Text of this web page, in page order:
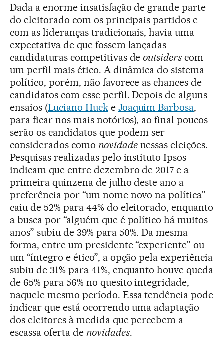
Dada a enorme insatisfação de grande parte
do eleitorado com os principais partidos e
com as lideranças tradicionais, havia uma
expectativa de que fossem lançadas
candidaturas competitivas de outsiders com
um perfil mais ético. A dinâmica do sistema
político, porém, não favorece as chances de
candidatos com esse perfil. Depois de alguns
ensaios (Luciano Hucke Joaquim Barbosa,
para ficar nos mais notórios), ao final poucos
serão os candidatos que podem ser
considerados como novidadenessas eleições.
Pesquisas realizadas pelo instituto Ipsos
indicam que entre dezembro de 2017 e a
primeira quinzena de julho deste ano a
preferência por “um nome novo na política”
caiu de 52% para 44% do eleitorado, enquanto
a busca por “alguém que é político há muitos
anos” subiu de 39% para 50%. Da mesma
forma, entre um presidente “experiente” ou
um “íntegro e ético”, a opção pela experiência
subiu de 31% para 41%, enquanto houve queda
de 65% para 56% no quesito integridade,
naquele mesmo período. Essa tendência pode
indicar que está ocorrendo uma adaptação
dos eleitores à medida que percebem a
escassa oferta de novidades.